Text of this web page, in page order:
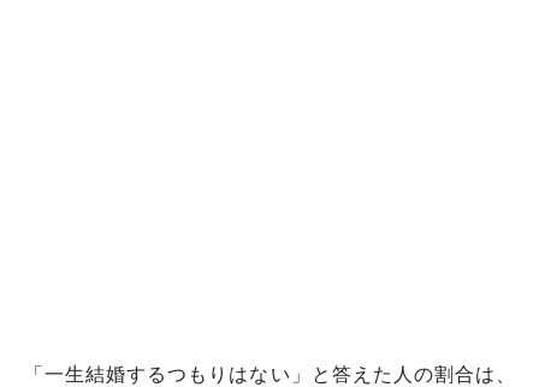
「一生結婚するつもりはない」と答えた人の割合は、